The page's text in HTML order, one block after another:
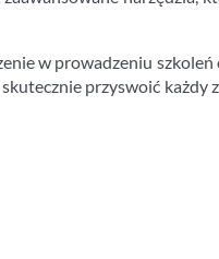
w prowadzeniu
przyswoić każdy